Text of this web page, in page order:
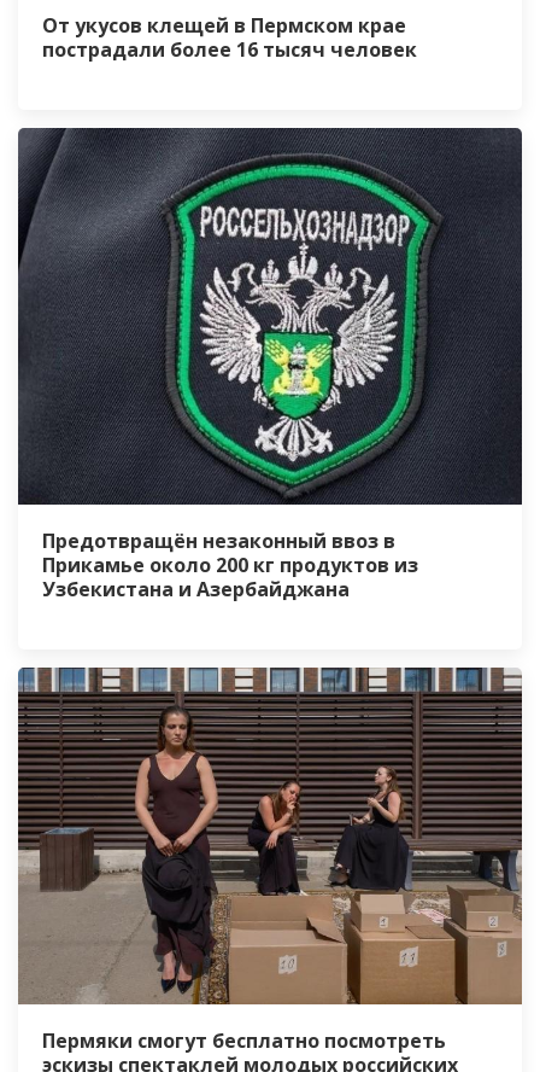
От укусов клещей в Пермском крае
пострадали более 16 тысяч человек
Предотвращён незаконный ввоз в
Прикамье около 200 кг продуктов из
Узбекистана и Азербайджана
Пермяки смогут бесплатно посмотреть
эскизы спектаклей молодых российских